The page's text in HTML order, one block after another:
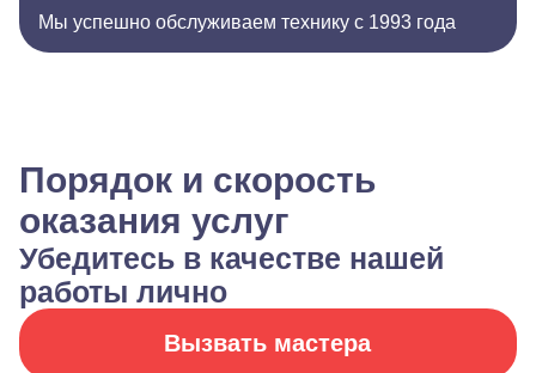
Мы успешно обслуживаем технику с 1993 года
Порядок и скорость
оказания услуг
Убедитесь в качестве нашей
работы лично
Вызвать мастера